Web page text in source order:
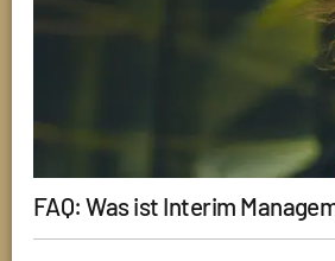
FAQ: Was ist Interim